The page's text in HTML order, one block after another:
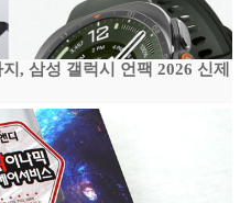
, 삼성 갤럭시 언팩 2026 신제